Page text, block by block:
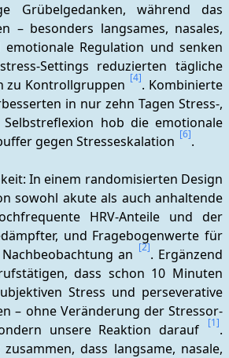
Grübelgedanken, während das
– besonders langsames, nasales,
Regulation und senken
Settings reduzierten tägliche
zu Kontrollgruppen [4]. Kombinierte
in nur zehn Tagen Stress-,
Selbstreflexion hob die emotionale
gegen Stresseskalation [6].
In einem randomisierten Design
sowohl akute als auch anhaltende
HRV-Anteile und der
und Fragebogenwerte für
an [2]. Ergänzend
dass schon 10 Minuten
Stress und perseverative
– ohne Veränderung der Stressor-
unsere Reaktion darauf
[1].
dass langsame, nasale,